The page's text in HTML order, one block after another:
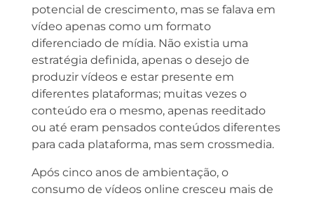
potencial de crescimento, mas se falava em
vídeo apenas como um formato
diferenciado de mídia. Não existia uma
estratégia definida, apenas o desejo de
produzir vídeos e estar presente em
diferentes plataformas; muitas vezes o
conteúdo era o mesmo, apenas reeditado
ou até eram pensados conteúdos diferentes
para cada plataforma, mas sem crossmedia.
Após cinco anos de ambientação, o
consumo de vídeos online cresceu mais de